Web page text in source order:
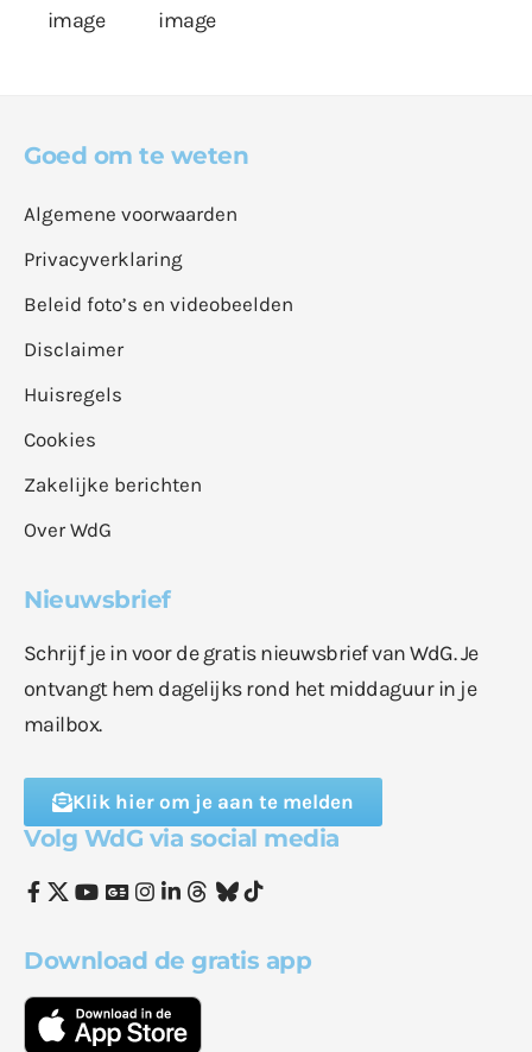
Goed om te weten
Algemene voorwaarden
Privacyverklaring
Beleid foto’s en videobeelden
Disclaimer
Huisregels
Cookies
Zakelijke berichten
Over WdG
Nieuwsbrief
Schrijf je in voor de gratis nieuwsbrief van WdG. Je
ontvangt hem dagelijks rond het middaguur in je
mailbox.
Klik hier om je aan te melden
Volg WdG via social media
Download de gratis app